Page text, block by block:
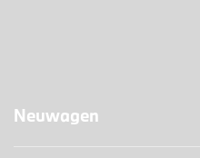
Neuwagen